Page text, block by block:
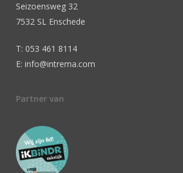
Seizoensweg 32
7532 SL Enschede
T: 053 461 8114
E: info@intrema.com
Partner van